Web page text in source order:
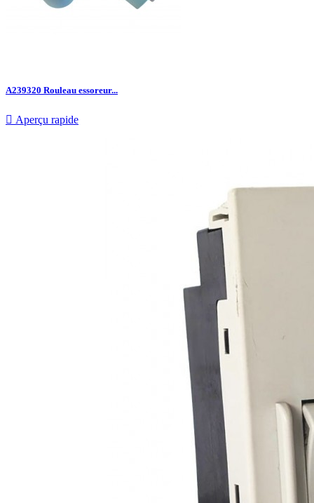
A239320 Rouleau essoreur...
 Aperçu rapide